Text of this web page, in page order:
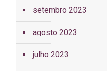
setembro 2023
agosto 2023
julho 2023